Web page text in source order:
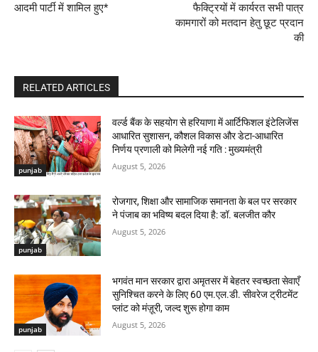
आदमी पार्टी में शामिल हुए*
फैक्ट्रियों में कार्यरत सभी पात्र
कामगारों को मतदान हेतु छूट प्रदान
की
RELATED ARTICLES
punjab
वर्ल्ड बैंक के सहयोग से हरियाणा में आर्टिफिशल इंटेलिजेंस
आधारित सुशासन, कौशल विकास और डेटा-आधारित
निर्णय प्रणाली को मिलेगी नई गति : मुख्यमंत्री
August 5, 2026
punjab
रोजगार, शिक्षा और सामाजिक समानता के बल पर सरकार
ने पंजाब का भविष्य बदल दिया है: डॉ. बलजीत कौर
August 5, 2026
punjab
भगवंत मान सरकार द्वारा अमृतसर में बेहतर स्वच्छता सेवाएँ
सुनिश्चित करने के लिए 60 एम.एल.डी. सीवरेज ट्रीटमेंट
प्लांट को मंज़ूरी, जल्द शुरू होगा काम
August 5, 2026